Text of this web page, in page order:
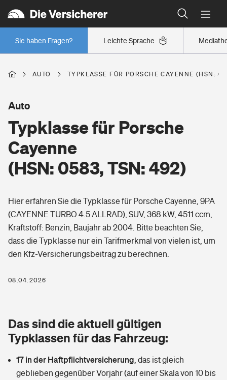
Leichte Sprache
Sie haben Fragen?
Wer versichert was: Jetzt Versicherer finden
Regionalklassen: So ist Ihre Region eingestuft
Wer versichert was: Jetzt Versicherer finden
Berufsunfähigkeitsversicherung
Erwerbsunfähigkeitsversicherung
Arbeitsrechtsschutz
Berufshaftpflichtversicherung
Rentenrechner: Wie viel Geld bekomme ich im Alter?
Wer versichert was: Jetzt Versicherer finden
Wohnen
Wohngebäudeversicherung
Hausratversicherung
Elementarversicherung
Photovoltaik
Wärmepumpen versichern
Vermieterrrechtsschutz
Mietkautionsversicherung
Pri­vate Haft­pflicht­
Rechts­schutz­ver­si­che­rung
Kinderunfall­ver­si­che­rung
Reiseversicherung
Gesundheit
Private Krankenversicherung
Tierkrankenversicherung
Zur Übersicht
AUTO TYPKLASSE FÜR PORSCHE CAYENNE (HSN:
Typklasse für Porsche
Cayenne
(HSN: 0583, TSN: 492)
Auto
Hier erfahren Sie die Typklasse für Porsche Cayenne, 9PA
(CAYENNE TURBO 4.5 ALLRAD), SUV, 368 kW, 4511 ccm,
Kraftstoff: Benzin, Baujahr ab 2004. Bitte beachten Sie,
dass die Typklasse nur ein Tarifmerkmal von vielen ist, um
den Kfz-Versicherungsbeitrag zu berechnen.
08.04.2026
Das sind die aktuell gültigen
Typklassen für das Fahrzeug:
17 in der Haftpflichtversicherung das ist gleich
geblieben gegenüber Vorjahr (auf einer Skala von 10 bis